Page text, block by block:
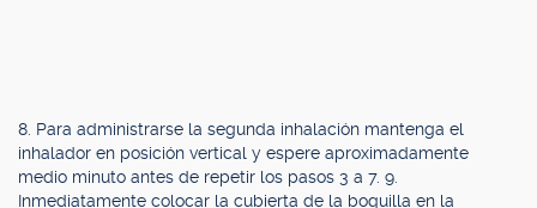
8. Para administrarse la segunda inhalación mantenga el
inhalador en posición vertical y espere aproximadamente
medio minuto antes de repetir los pasos 3 a 7. 9.
Inmediatamente colocar la cubierta de la boquilla en la